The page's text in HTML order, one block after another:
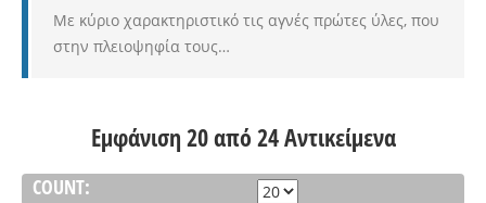
Με κύριο χαρακτηριστικό τις αγνές πρώτες ύλες, που
στην πλειοψηφία τους…
Εμφάνιση 20 από 24 Αντικείμενα
COUNT: